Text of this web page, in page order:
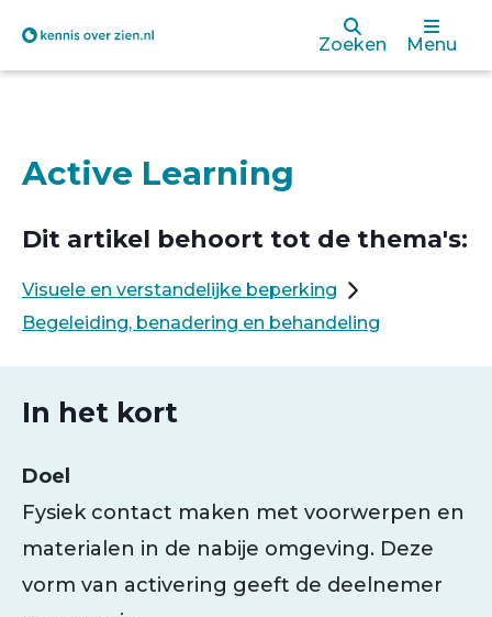
Overslaan
inhoud
gaan
Zoeken Menu
Active Learning
Dit artikel behoort tot de thema's:
Visuele en verstandelijke beperking
Begeleiding, benadering en behandeling
In het kort
Doel
Fysiek contact maken met voorwerpen en
materialen in de nabije omgeving. Deze
vorm van activering geeft de deelnemer